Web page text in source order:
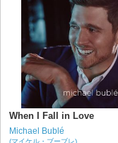
When I Fall in Love
Michael Bublé
(マイケル・ブーブレ)